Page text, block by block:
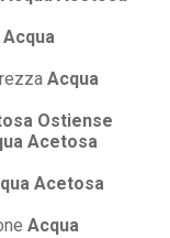
Acqua
Acqua
Ostiense
Acetosa
Acetosa
Acqua